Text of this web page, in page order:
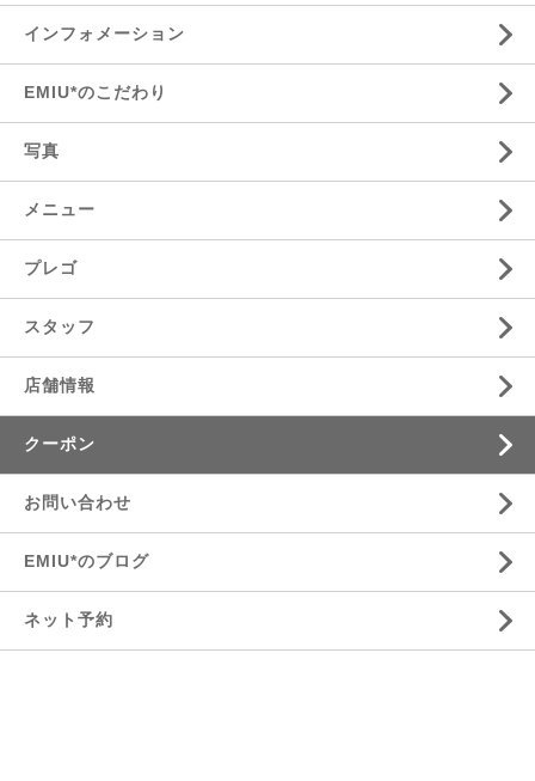
インフォメーション
EMIU*のこだわり
写真
メニュー
プレゴ
スタッフ
店舗情報
クーポン
お問い合わせ
EMIU*のブログ
ネット予約